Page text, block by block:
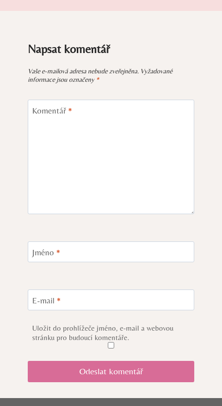
Napsat komentář
Vaše e-mailová adresa nebude zveřejněna. Vyžadované
informace jsou označeny *
Komentář *
Jméno *
E-mail *
Uložit do prohlížeče jméno, e-mail a webovou
stránku pro budoucí komentáře.